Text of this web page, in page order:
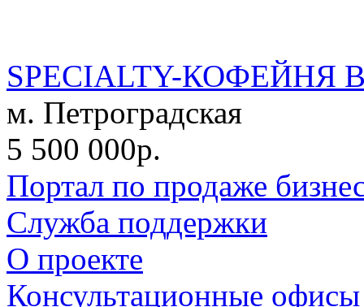
SPECIALTY-
м. Петроградская
5 500 000р.
Портал по продаже
Служба поддержки
О проекте
Консультационные офисы